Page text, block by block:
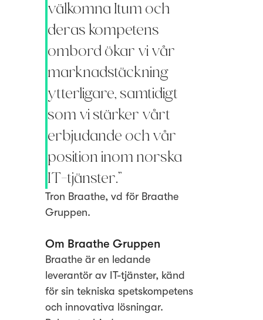
välkomna Itum och
deras kompetens
ombord ökar vi vår
marknadstäckning
ytterligare, samtidigt
som vi stärker vårt
erbjudande och vår
position inom norska
IT-tjänster.”
Tron Braathe, vd för Braathe
Gruppen.
Om Braathe Gruppen
Braathe är en ledande
leverantör av IT-tjänster, känd
för sin tekniska spetskompetens
och innovativa lösningar.